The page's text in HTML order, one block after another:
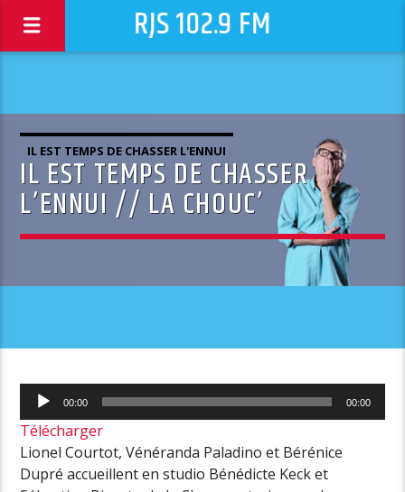
RJS 102.9 FM
IL EST TEMPS DE CHASSER L'ENNUI
IL EST TEMPS DE CHASSER
L’ENNUI // LA CHOUC’
Lecteur
audio
00:00 00:00
Télécharger
Lionel Courtot, Vénéranda Paladino et Bérénice
Dupré accueillent en studio Bénédicte Keck et